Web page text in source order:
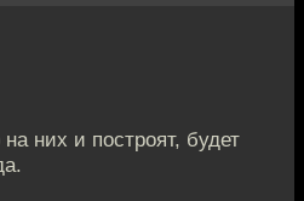
них и построят, будет